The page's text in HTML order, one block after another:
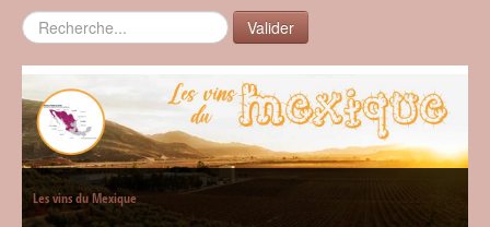
Rechercher Valider
Les vins du Mexique